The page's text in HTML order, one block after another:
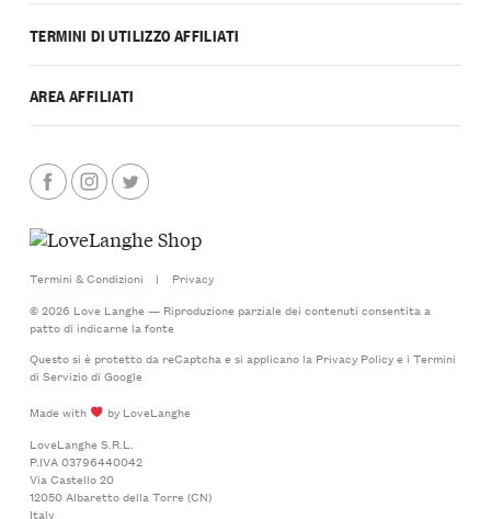
TERMINI DI UTILIZZO AFFILIATI
AREA AFFILIATI
Termini & Condizioni |
Privacy
© 2026 Love Langhe — Riproduzione parziale dei contenuti consentita a
patto di indicarne la fonte
Questo si è protetto da reCaptcha e si applicano la Privacy Policye i Termini
di Serviziodi Google
Made with
by LoveLanghe
LoveLanghe S.R.L.
P.IVA 03796440042
Via Castello 20
12050 Albaretto della Torre (CN)
Italy